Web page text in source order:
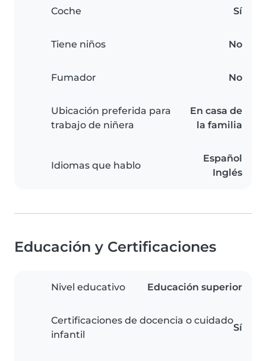
Coche Sí
Tiene niños No
Fumador No
Ubicación preferida para
trabajo de niñera
En casa de
la familia
Idiomas que hablo
Español
Inglés
Educación y Certificaciones
Nivel educativo Educación superior
Certificaciones de docencia o cuidado
infantil
Sí